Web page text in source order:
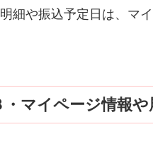
細や振込予定日は、マ
・マイページ情報